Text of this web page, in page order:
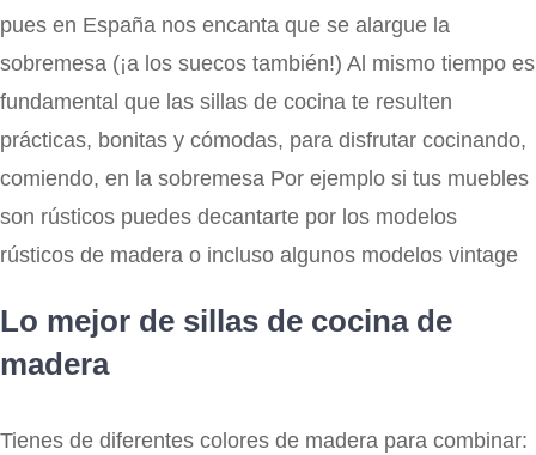
pues en España nos encanta que se alargue la
sobremesa (¡a los suecos también!) Al mismo tiempo es
fundamental que las sillas de cocina te resulten
prácticas, bonitas y cómodas, para disfrutar cocinando,
comiendo, en la sobremesa Por ejemplo si tus muebles
son rústicos puedes decantarte por los modelos
rústicos de madera o incluso algunos modelos vintage
Lo mejor de sillas de cocina de
madera
Tienes de diferentes colores de madera para combinar: